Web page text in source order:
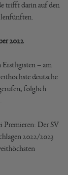
trifft darin auf den
2022
Erstligisten – am
deutsche
folglich
Premieren: Der SV
2022/2023